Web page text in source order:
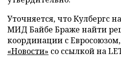
Уточняется, что Кулбергс
МИД Байбе Браже найти
координации с
«Новости» со ссылкой на